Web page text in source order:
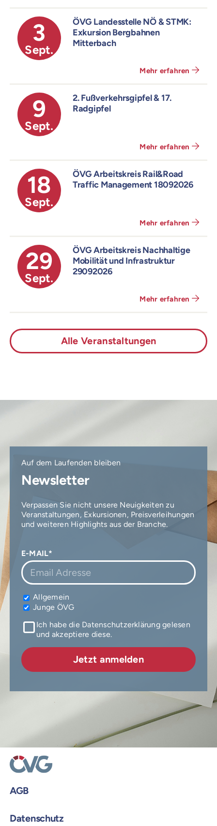
3
Sept.
ÖVG Landesstelle NÖ & STMK:
Exkursion Bergbahnen
Mitterbach
Mehr erfahren
9
Sept.
2. Fußverkehrsgipfel & 17.
Radgipfel
Mehr erfahren
18
Sept.
ÖVG Arbeitskreis Rail&Road
Traffic Management 18092026
Mehr erfahren
29
Sept.
ÖVG Arbeitskreis Nachhaltige
Mobilität und Infrastruktur
29092026
Mehr erfahren
Alle Veranstaltungen
Auf dem Laufenden bleiben
Newsletter
Verpassen Sie nicht unsere Neuigkeiten zu
Veranstaltungen, Exkursionen, Preisverleihungen
und weiteren Highlights aus der Branche.
E-MAIL*
Allgemein
Junge ÖVG
Ich habe die Datenschutzerklärung gelesen
und akzeptiere diese.
AGB
Datenschutz